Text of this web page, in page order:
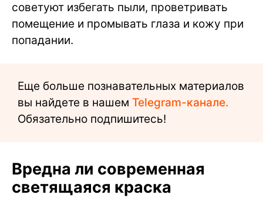
советуют избегать пыли, проветривать
помещение и промывать глаза и кожу при
попадании.
Еще больше познавательных материалов
вы найдете в нашем Telegram-канале.
Обязательно подпишитесь!
Вредна ли современная
светящаяся краска